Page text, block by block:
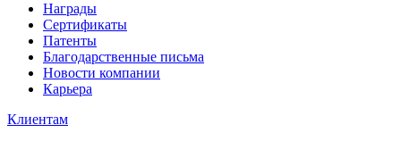
Награды
Сертификаты
Патенты
Благодарственные письма
Новости компании
Карьера
Клиентам